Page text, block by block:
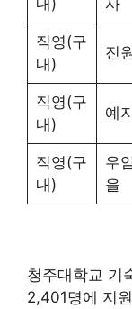
내) 사
직영(구
내)
진
직영(구
내)
예
직영(구
내)
우
을
청주대학교 기
2,401명에 지